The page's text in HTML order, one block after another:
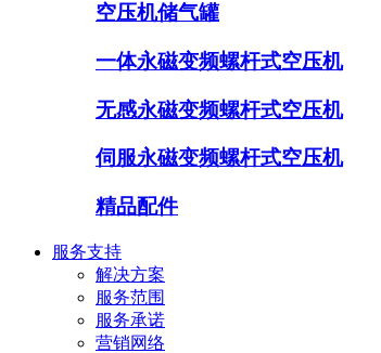
空压机储气罐
一体永磁变频螺杆式空压机
无感永磁变频螺杆式空压机
伺服永磁变频螺杆式空压机
精品配件
服务支持
解决方案
服务范围
服务承诺
营销网络